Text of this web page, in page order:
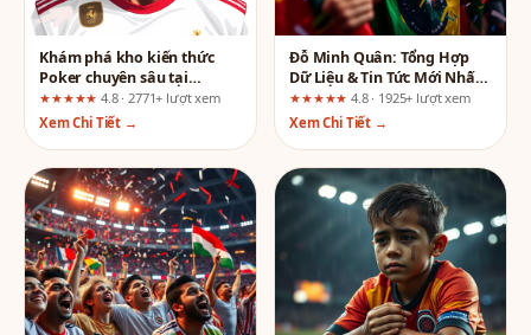
Khám phá kho kiến thức
Poker chuyên sâu tại
789bet.finance
★★★★★4.8 · 2771+ lượt xem
Xem Chi Tiết →
Đỗ Minh Quân: Tổng Hợp
Dữ Liệu & Tin Tức Mới Nhất
(Website Traffic Thấp &
Dùng CNAME)
★★★★★4.8 · 1925+ lượt xem
Xem Chi Tiết →